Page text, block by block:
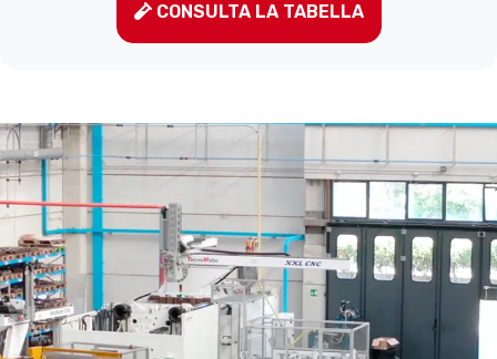
CONSULTA LA TABELLA